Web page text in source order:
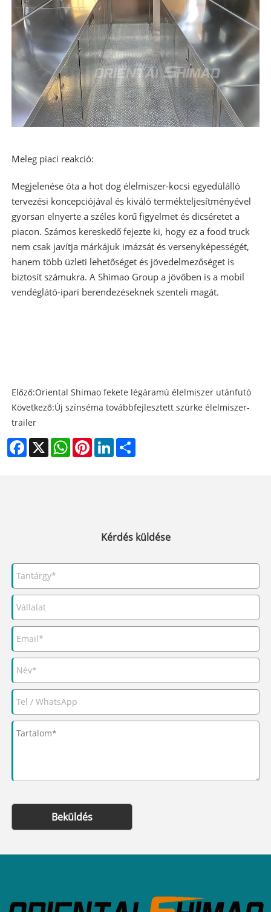
Meleg piaci reakció:
Megjelenése óta a hot dog élelmiszer-kocsi egyedülálló
tervezési koncepciójával és kiváló termékteljesítményével
gyorsan elnyerte a széles körű figyelmet és dicséretet a
piacon. Számos kereskedő fejezte ki, hogy ez a food truck
nem csak javítja márkájuk imázsát és versenyképességét,
hanem több üzleti lehetőséget és jövedelmezőséget is
biztosít számukra. A Shimao Group a jövőben is a mobil
vendéglátó-ipari berendezéseknek szenteli magát.
Előző:Oriental Shimao fekete légáramú élelmiszer utánfutó
Következő:Új színséma továbbfejlesztett szürke élelmiszer-
trailer
Facebook
X WhatsAppPinterestLinkedIn
Kérdés küldése
Beküldés